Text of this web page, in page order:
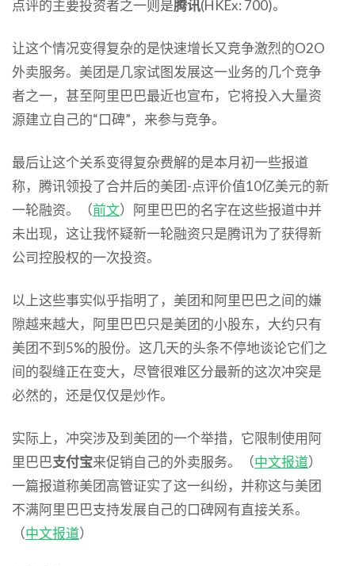
点评的主要投资者之一则是腾讯(HKEx: 700)。
让这个情况变得复杂的是快速增长又竞争激烈的O2O
外卖服务。美团是几家试图发展这一业务的几个竞争
者之一，甚至阿里巴巴最近也宣布，它将投入大量资
源建立自己的“口碑”，来参与竞争。
最后让这个关系变得复杂费解的是本月初一些报道
称，腾讯领投了合并后的美团-点评价值10亿美元的新
一轮融资。（前文）阿里巴巴的名字在这些报道中并
未出现，这让我怀疑新一轮融资只是腾讯为了获得新
公司控股权的一次投资。
以上这些事实似乎指明了，美团和阿里巴巴之间的嫌
隙越来越大，阿里巴巴只是美团的小股东，大约只有
美团不到5%的股份。这几天的头条不停地谈论它们之
间的裂缝正在变大，尽管很难区分最新的这次冲突是
必然的，还是仅仅是炒作。
实际上，冲突涉及到美团的一个举措，它限制使用阿
里巴巴支付宝来促销自己的外卖服务。（中文报道）
一篇报道称美团高管证实了这一纠纷，并称这与美团
不满阿里巴巴支持发展自己的口碑网有直接关系。
（中文报道）